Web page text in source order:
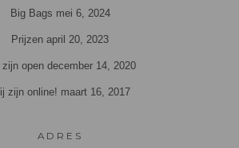
Big Bags mei 6, 2024
Prijzen april 20, 2023
zijn open december 14, 2020
zijn online! maart 16, 2017
ADRES